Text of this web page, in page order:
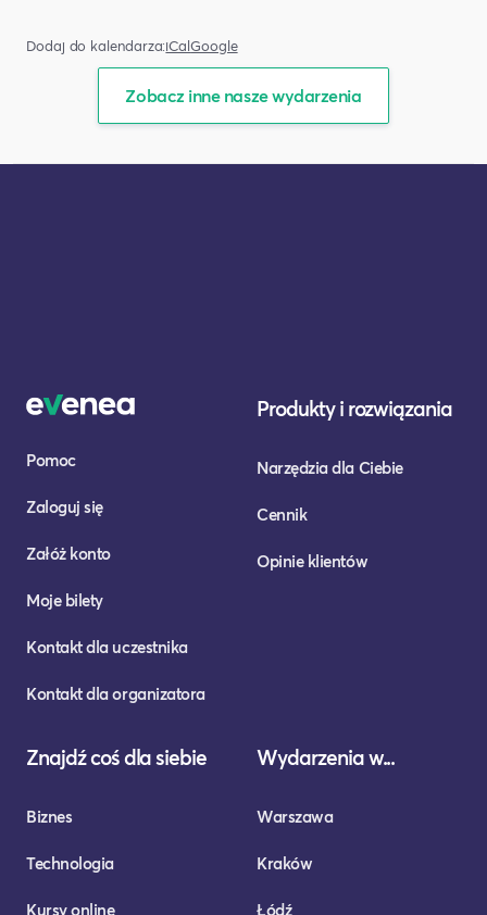
Dodaj do kalendarza:iCalGoogle
Zobacz inne nasze wydarzenia
Pomoc
Zaloguj się
Załóż konto
Moje bilety
Kontakt dla uczestnika
Kontakt dla organizatora
Produkty i rozwiązania
Narzędzia dla Ciebie
Cennik
Opinie klientów
Znajdź coś dla siebie
Biznes
Technologia
Kursy online
Wydarzenia w...
Warszawa
Kraków
Łódź